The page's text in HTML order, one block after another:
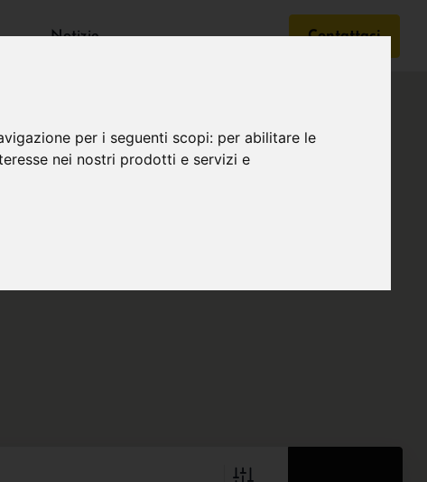
per i seguenti scopi: per abilitare le
nei nostri prodotti e servizi e
Notizie Contattaci